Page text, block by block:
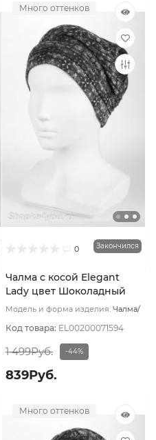
Много оттенков
0 Закончился
Чалма с косой Elegant
Lady цвет Шоколадный
Модель и форма изделия: Чалма/
Коричневый
Код товара: EL00200071594
1 499Руб. -44%
839Руб.
Много оттенков